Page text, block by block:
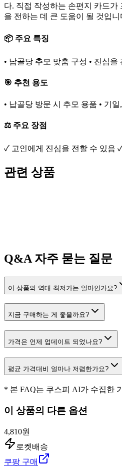
다. 직접 작성하는 손편지 카드
을 전하는 데 큰 도움이 될 것입
📦 주요 특징
• 납골당 추모 맞춤 구성 • 진심
🎯 추천 용도
• 납골당 방문 시 추모 용품 • 기
⚖️ 주요 장점
✓ 고인에게 진심을 전할 수 있음
관련 상품
Q&A 자주 묻는 질문
이 상품의 역대 최저가는 얼마인가요?
지금 구매하는 게 좋을까요?
가격은 언제 업데이트 되었나요?
평균 가격대비 얼마나 저렴한가요?
* 본 FAQ는 쿠스피 AI가 수집한
이 상품의 다른 옵션
4,810원
로켓배송
쿠팡 구매